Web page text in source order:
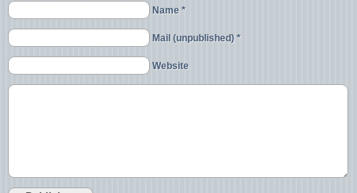
Name *
Mail (unpublished) *
Website